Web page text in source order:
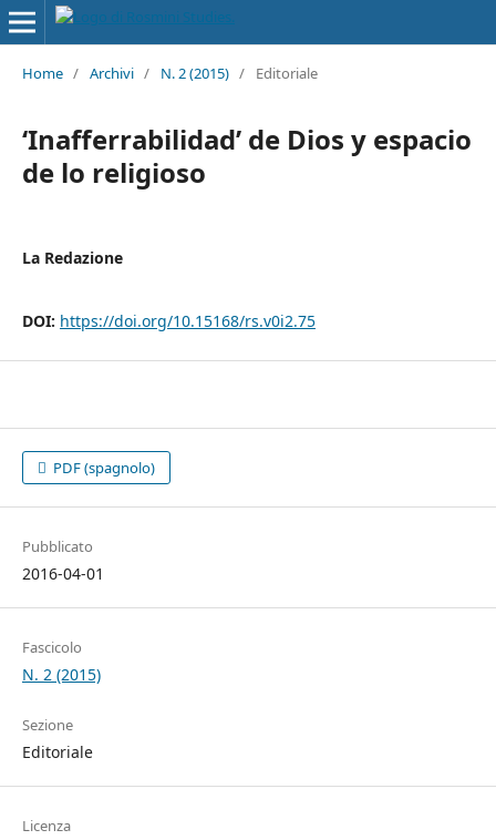
Home / Archivi / N. 2 (2015) / Editoriale
‘Inafferrabilidad’ de Dios y espacio
de lo religioso
La Redazione
DOI: https://doi.org/10.15168/rs.v0i2.75
PDF (spagnolo)
Pubblicato
2016-04-01
Fascicolo
N. 2 (2015)
Sezione
Editoriale
Licenza